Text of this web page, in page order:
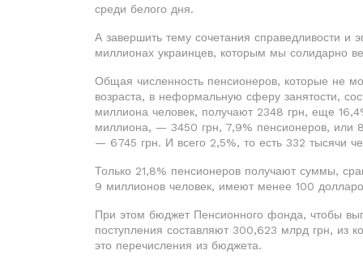
среди белого дня.
А завершить тему сочетания справедливости и
миллионах украинцев, которым мы солидарно
Общая численность пенсионеров, которые не
возраста, в неформальную сферу занятости,
миллиона человек, получают 2348 грн, еще
миллиона, — 3450 грн, 7,9% пенсионеров, или
— 6745 грн. И всего 2,5%, то есть 332 тысячи
Только 21,8% пенсионеров получают суммы,
9 миллионов человек, имеют менее 100
При этом бюджет Пенсионного фонда, чтобы
поступления составляют 300,623 млрд грн,
это перечисления из бюджета.